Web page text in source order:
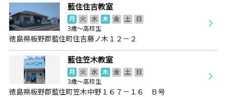
藍住住吉教室
月 火 水 木 金 土
日
3歳～高校生
徳島県板野郡藍住町住吉藤ノ木１２－２
藍住笠木教室
月 火 水 木 金 土
日
3歳～高校生
徳島県板野郡藍住町笠木中野１６７－１６ Ｂ号